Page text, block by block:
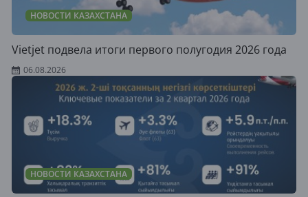
НОВОСТИ КАЗАХСТАНА
Vietjet подвела итоги первого полугодия 2026 года
06.08.2026
НОВОСТИ КАЗАХСТАНА